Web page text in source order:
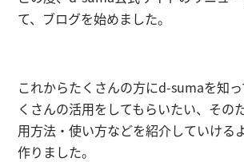
て、ブログを始めました。
これからたくさんの方にd-sumaを知
くさんの活用をしてもらいたい、その
用方法・使い方などを紹介していける
作りました。